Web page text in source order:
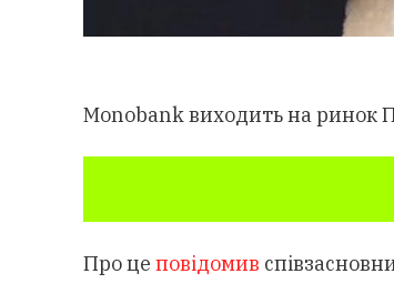
Monobank виходить на ринок
Про це повідомив